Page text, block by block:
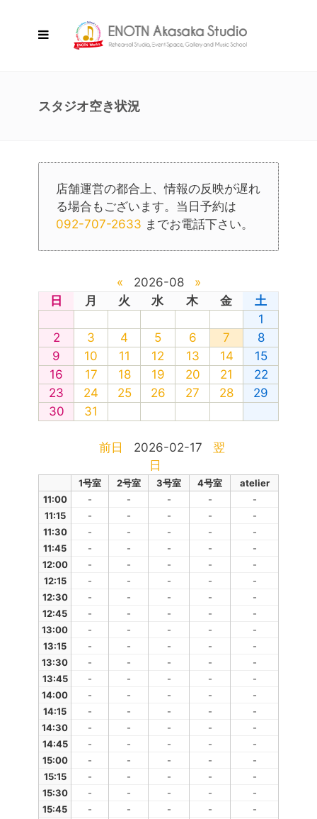
スタジオ空き状況
店舗運営の都合上、情報の反映が遅れ
る場合もございます。当日予約は
092-707-2633 までお電話下さい。
« 2026-08
»
日
月 火 水 木 金
土
1
2
3 4 5 6 7
8
9
10 11 12 13 14
15
16
17 18 19 20 21
22
23
24 25 26 27 28
29
30
31
前日 2026-02-17
翌
日
1号室 2号室 3号室 4号室
atelier
11:00
- - - -
-
11:15
- - - -
-
11:30
- - - -
-
11:45
- - - -
-
12:00
- - - -
-
12:15
- - - -
-
12:30
- - - -
-
12:45
- - - -
-
13:00
- - - -
-
13:15
- - - -
-
13:30
- - - -
-
13:45
- - - -
-
14:00
- - - -
-
14:15
- - - -
-
14:30
- - - -
-
14:45
- - - -
-
15:00
- - - -
-
15:15
- - - -
-
15:30
- - - -
-
15:45
- - - -
-